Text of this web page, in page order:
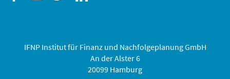
IFNP Institut für Finanz und Nachfolgeplanung GmbH
An der Alster 6
20099 Hamburg